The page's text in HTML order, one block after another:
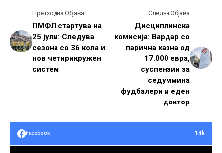
Претходна Објава
ПМФЛ стартува на
25 јули: Следува
сезона со 36 кола и
нов четирикружен
систем
Следна Објава
Дисциплинска
комисија: Вардар со
парична казна од
17.000 евра,
суспензии за
седуммина
фудбалери и еден
доктор
Facebook 14k